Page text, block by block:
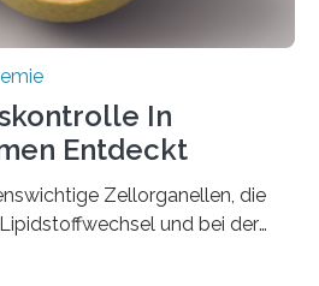
In
Entdeckt
Zellorganellen, die
und bei der
zahlreiche Enzyme präzise in